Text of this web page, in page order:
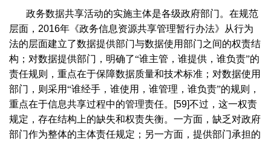
政务数据共享活动的实施主体是各级政府部门。在规范
层面， 2016年《政务信息资源共享管理暂行办法》从行为
法的层面建立了数据提供部门与数据使用部门之间的权责结
构；对数据提供部门，明确了“谁主管，谁提供，谁负责”的
责任规则，重点在于保障数据质量和技术标准；对数据使用
部门，则采用“谁经手，谁使用，谁管理，谁负责”的规则，
重点在于信息共享过程中的管理责任。
[59]不过，这一权责
规定，存在结构上的缺失和权责失衡。一方面，缺乏对政府
部门作为整体的主体责任规定；另一方面，提供部门承担的